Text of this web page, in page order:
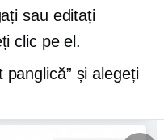
sau editați
clic pe el.
panglică” și alegeți